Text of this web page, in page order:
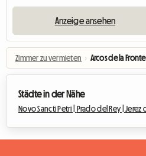
Anzeige ansehen
Zimmer zu vermieten › Arcos de la
Städte in der Nähe
Novo Sancti Petri | Prado del Rey |Jerez